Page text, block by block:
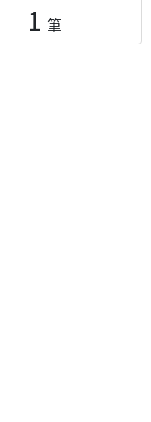
1 筆